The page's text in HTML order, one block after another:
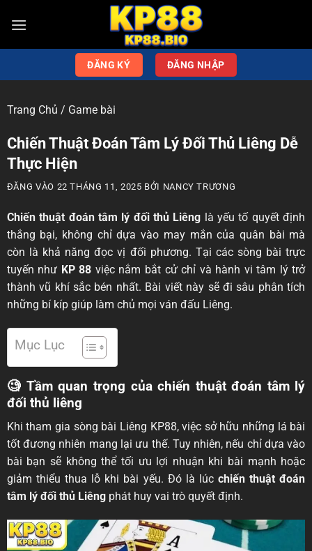
ĐĂNG KÝ ĐĂNG NHẬP
Trang Chủ / Game bài
Chiến Thuật Đoán Tâm Lý Đối Thủ Liêng Dễ
Thực Hiện
ĐĂNG VÀO 22 THÁNG 11, 2025 BỞI NANCY TRƯƠNG
Chiến thuật đoán tâm lý đối thủ Liêng là yếu tố quyết định
thắng bại, không chỉ dựa vào may mắn của quân bài mà
còn là khả năng đọc vị đối phương. Tại các sòng bài trực
tuyến như KP 88 việc nắm bắt cử chỉ và hành vi tâm lý trở
thành vũ khí sắc bén nhất. Bài viết này sẽ đi sâu phân tích
những bí kíp giúp làm chủ mọi ván đấu Liêng.
Mục Lục
🧐 Tầm quan trọng của chiến thuật đoán tâm lý
đối thủ liêng
Khi tham gia sòng bài Liêng KP88, việc sở hữu những lá bài
tốt đương nhiên mang lại ưu thế. Tuy nhiên, nếu chỉ dựa vào
bài bạn sẽ không thể tối ưu lợi nhuận khi bài mạnh hoặc
giảm thiểu thua lỗ khi bài yếu. Đó là lúc chiến thuật đoán
tâm lý đối thủ Liêngphát huy vai trò quyết định.